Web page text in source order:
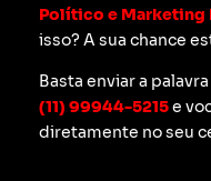
Político e Marketing
isso? A sua chance
Basta enviar a
(11) 99944-5215e
diretamente no seu